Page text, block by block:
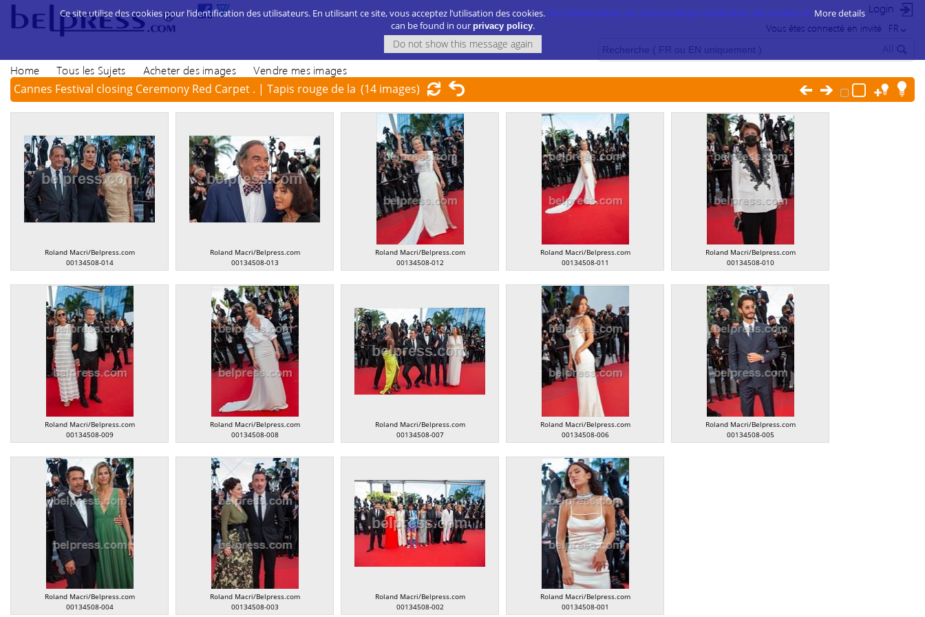
Login
FR
Vous êtes connecté en invité
Home Tous les Sujets Acheter des images Vendre mes images
Cannes Festival closing Ceremony Red Carpet . | Tapis rouge de la
cérémonie de c
(14 images)
Roland Macri/Belpress.com
00134508-014
Roland Macri/Belpress.com
00134508-013
Roland Macri/Belpress.com
00134508-012
Roland Macri/Belpress.com
00134508-011
Roland Macri/Belpress.com
00134508-010
Roland Macri/Belpress.com
00134508-009
Roland Macri/Belpress.com
00134508-008
Roland Macri/Belpress.com
00134508-007
Roland Macri/Belpress.com
00134508-006
Roland Macri/Belpress.com
00134508-005
Roland Macri/Belpress.com
00134508-004
Roland Macri/Belpress.com
00134508-003
Roland Macri/Belpress.com
00134508-002
Roland Macri/Belpress.com
00134508-001
Ce site utilise des cookies pour l’identification des utilisateurs. En utilisant ce site, vous acceptez l’utilisation des cookies. Plus d’information sur notre politique d’utilisation des cookies ici. More details
can be found in our privacy policy.